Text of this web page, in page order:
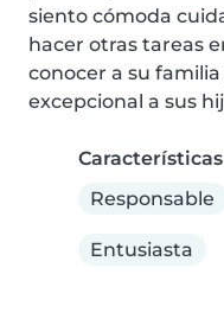
siento cómoda
hacer otras tareas
conocer a su
excepcional a sus
Características
Responsable
Entusiasta